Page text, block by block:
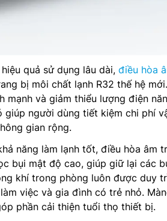
quả sử dụng lâu dài, điều hòa
bị môi chất lạnh R32 thế hệ
mạnh và giảm thiểu lượng điện
giúp người dùng tiết kiệm chi phí
gian rộng.
năng làm lạnh tốt, điều hòa âm
bụi mật độ cao, giúp giữ lại các
khí trong phòng luôn được duy
việc và gia đình có trẻ nhỏ.
phần cải thiện tuổi thọ thiết bị.